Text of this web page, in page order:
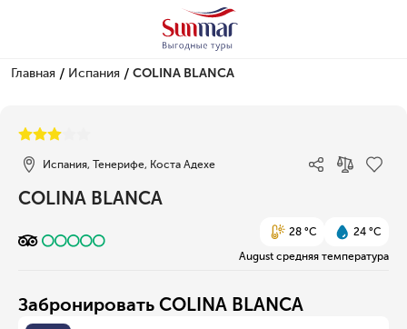
Главная / Испания / COLINA BLANCA
Испания, Тенерифе, Коста Адехе
COLINA BLANCA
28 °C
24 °C
August средняя температура
Забронировать COLINA BLANCA